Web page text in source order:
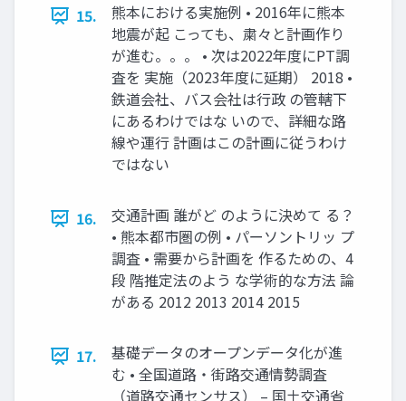
15.
熊本における実施例 • 2016年に熊本
地震が起 こっても、粛々と計画作り
が進む。。。 • 次は2022年度にPT調
査を 実施（2023年度に延期） 2018 •
鉄道会社、バス会社は行政 の管轄下
にあるわけではな いので、詳細な路
線や運行 計画はこの計画に従うわけ
ではない
16.
交通計画 誰がど のように決めて る？
• 熊本都市圏の例 • パーソントリッ プ
調査 • 需要から計画を 作るための、4
段 階推定法のよう な学術的な方法 論
がある 2012 2013 2014 2015
17.
基礎データのオープンデータ化が進
む • 全国道路・街路交通情勢調査
（道路交通センサス） – 国土交通省